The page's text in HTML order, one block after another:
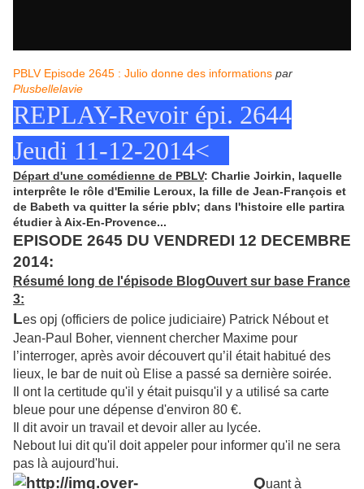
PBLV Episode 2645 : Julio donne des informations par
Plusbellelavie
REPLAY-Revoir épi. 2644
Jeudi 11-12-2014<
Départ d'une comédienne de PBLV: Charlie Joirkin, laquelle
interprête le rôle d'Emilie Leroux, la fille de Jean-François et
de Babeth va quitter la série pblv; dans l'histoire elle partira
étudier à Aix-En-Provence...
EPISODE 2645 DU VENDREDI 12 DECEMBRE
2014:
Résumé long de l'épisode BlogOuvert sur base France
3:
Les opj (officiers de police judiciaire) Patrick Nébout et
Jean-Paul Boher, viennent chercher Maxime pour
l’interroger, après avoir découvert qu’il était habitué des
lieux, le bar de nuit où Elise a passé sa dernière soirée.
Il ont la certitude qu'il y était puisqu'il y a utilisé sa carte
bleue pour une dépense d'environ 80 €.
Il dit avoir un travail et devoir aller au lycée.
Nebout lui dit qu'il doit appeler pour informer qu'il ne sera
pas là aujourd'hui.
Quant à